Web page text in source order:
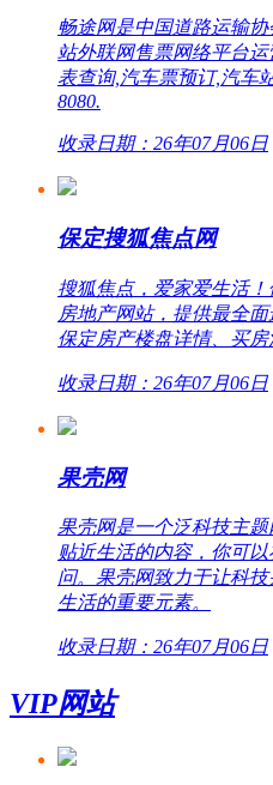
畅途网是中国道路运输
站外联网售票网络平台
表查询,汽车票预订,汽车
8080.
收录日期：26年07月06日
保定搜狐焦点网
搜狐焦点，爱家爱生活
房地产网站，提供最全
保定房产楼盘详情、买
收录日期：26年07月06日
果壳网
果壳网是一个泛科技主题
贴近生活的内容，你可
问。果壳网致力于让科
生活的重要元素。
收录日期：26年07月06日
VIP网站